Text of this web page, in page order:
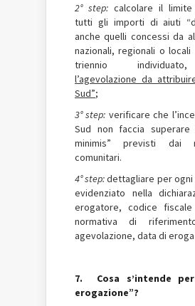
2° step: calcolare il limite
tutti gli importi di aiuti
anche quelli concessi da
nazionali, regionali o
triennio
l’agevolazione da
Sud”;
3° step: verificare che
Sud non faccia
minimis” previsti dai
comunitari.
4° step:dettagliare per ogni
evidenziato nella
erogatore, codice
normativa di
agevolazione, data di
7. Cosa s’intende
erogazione”?